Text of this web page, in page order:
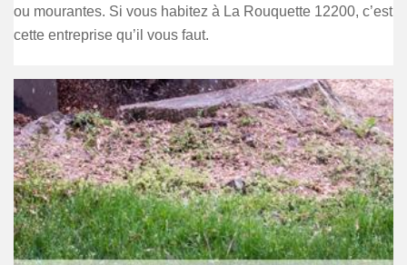
ou mourantes. Si vous habitez à La Rouquette 12200, c’est
cette entreprise qu’il vous faut.